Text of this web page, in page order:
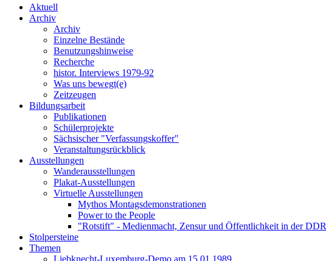
Aktuell
Archiv
Archiv
Einzelne Bestände
Benutzungshinweise
Recherche
histor. Interviews 1979-92
Was uns bewegt(e)
Zeitzeugen
Bildungsarbeit
Publikationen
Schülerprojekte
Sächsischer "Verfassungskoffer"
Veranstaltungsrückblick
Ausstellungen
Wanderausstellungen
Plakat-Ausstellungen
Virtuelle Ausstellungen
Mythos Montagsdemonstrationen
Power to the People
"Rotstift" - Medienmacht, Zensur und Öffentlichkeit in der DDR
Stolpersteine
Themen
Liebknecht-Luxemburg-Demo am 15.01.1989